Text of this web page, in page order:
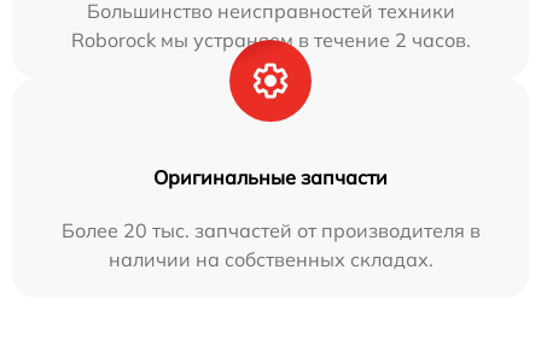
Большинство неисправностей техники
Roborock мы устраняем в течение 2 часов.
Оригинальные запчасти
Более 20 тыс. запчастей от производителя в
наличии на собственных складах.